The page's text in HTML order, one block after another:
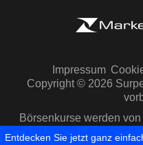
Impressum
Copyright © 2026
Börsenkurse werden
Capital IQ
Entdecken Sie jetzt ganz